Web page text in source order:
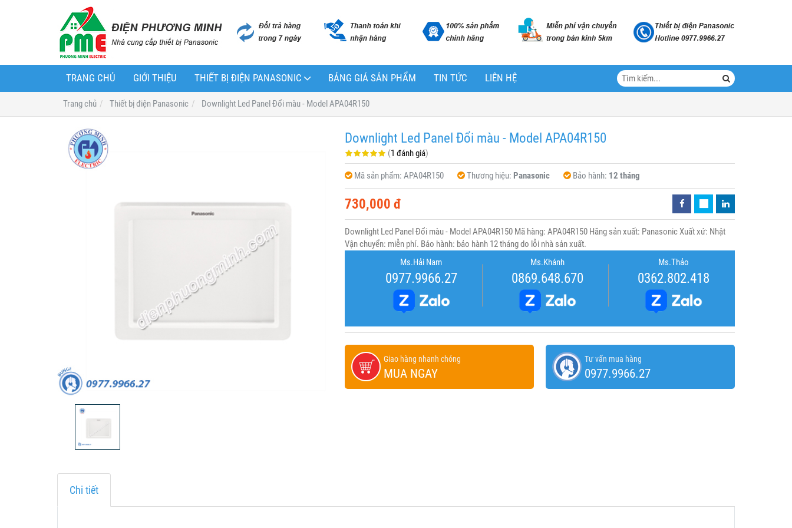
TRANG CHỦ GIỚI THIỆU THIẾT BỊ ĐIỆN PANASONIC BẢNG GIÁ SẢN PHẨM TIN TỨC LIÊN HỆ
Trang chủ Thiết bị điện Panasonic Downlight Led Panel Đổi màu - Model APA04R150
Downlight Led Panel Đổi màu - Model APA04R150
(1 đánh giá)
Mã sản phẩm: APA04R150 Thương hiệu: Panasonic Bảo hành: 12 tháng
730,000 đ
Downlight Led Panel Đổi màu - Model APA04R150 Mã hàng: APA04R150 Hãng sản xuất: Panasonic Xuất xứ: Nhật
Vận chuyển: miễn phí. Bảo hành: bảo hành 12 tháng do lỗi nhà sản xuất.
Ms.Hải Nam
0977.9966.27
Ms.Khánh
0869.648.670
Ms.Thảo
0362.802.418
Giao hàng nhanh chóng
MUA NGAY
Tư vấn mua hàng
0977.9966.27
Chi tiết